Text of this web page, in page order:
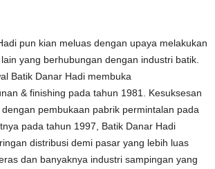
pun kian meluas dengan upaya melakukan
yang berhubungan dengan industri batik.
Batik Danar Hadi membuka
& finishing pada tahun 1981. Kesuksesan
pembukaan pabrik permintalan pada
pada tahun 1997, Batik Danar Hadi
distribusi demi pasar yang lebih luas
dan banyaknya industri sampingan yang